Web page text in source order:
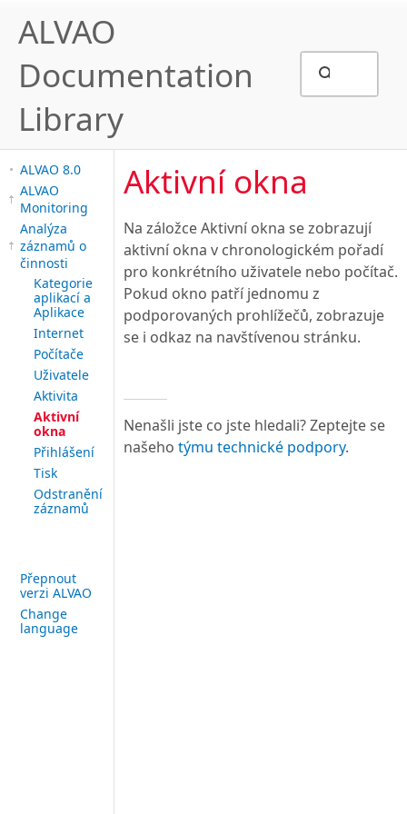
ALVAO
Documentation
Library
ALVAO 8.0
ALVAO
Monitoring
Analýza
záznamů o
činnosti
Kategorie
aplikací a
Aplikace
Internet
Počítače
Uživatele
Aktivita
Aktivní
okna
Přihlášení
Tisk
Odstranění
záznamů
Přepnout
verzi ALVAO
Change
language
Aktivní okna
Na záložce Aktivní okna se zobrazují
aktivní okna v chronologickém pořadí
pro konkrétního uživatele nebo počítač.
Pokud okno patří jednomu z
podporovaných prohlížečů, zobrazuje
se i odkaz na navštívenou stránku.
Nenašli jste co jste hledali? Zeptejte se
našeho týmu technické podpory.